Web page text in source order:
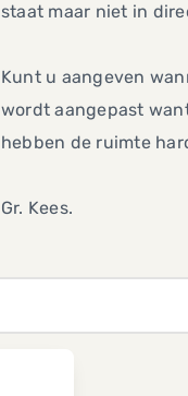
staat maar niet in
Kunt u aangeven
wordt aangepast
hebben de ruimte
Gr. Kees.